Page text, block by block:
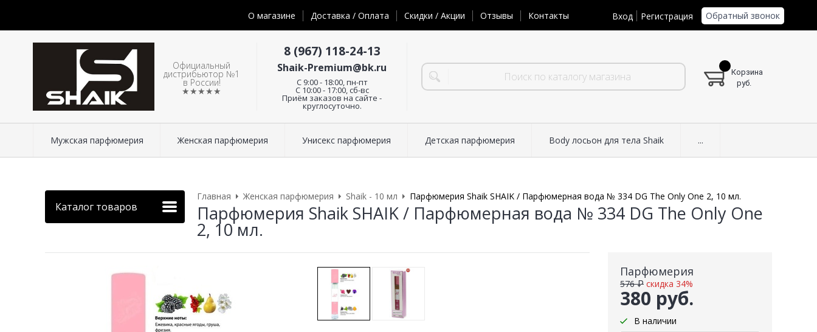
О магазине Доставка / Оплата Скидки / Акции Отзывы Контакты Вход Регистрация Обратный звонок
Официальный
дистрибьютор №1
в России!
★★★★★
8 (967) 118-24-13
Shaik-Premium@bk.ru
C 9:00 - 18:00, пн-пт
С 10:00 - 17:00, сб-вс
Приём заказов на сайте -
круглосуточно.
Корзина
руб.
Мужская парфюмерия Женская парфюмерия Унисекс парфюмерия Детская парфюмерия Body лосьон для тела Shaik ...
Каталог товаров
Главная Женская парфюмерия Shaik - 10 мл Парфюмерия Shaik SHAIK / Парфюмерная вода № 334 DG The Only One 2, 10 мл.
Парфюмерия Shaik SHAIK / Парфюмерная вода № 334 DG The Only One
2, 10 мл.
Парфюмерия
380 руб.
576 ₽ скидка 34%
В наличии